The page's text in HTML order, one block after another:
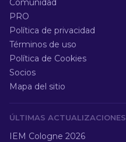
Comunidad
PRO
Política de privacidad
Términos de uso
Política de Cookies
Socios
Mapa del sitio
ÚLTIMAS ACTUALIZACIONES
IEM Cologne 2026